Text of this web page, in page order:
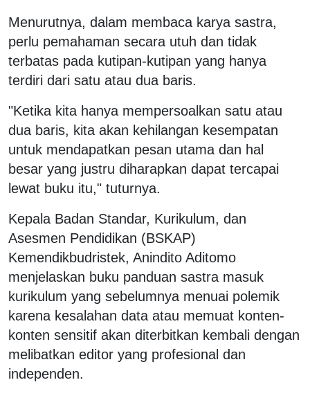
Menurutnya, dalam membaca karya sastra,
perlu pemahaman secara utuh dan tidak
terbatas pada kutipan-kutipan yang hanya
terdiri dari satu atau dua baris.
"Ketika kita hanya mempersoalkan satu atau
dua baris, kita akan kehilangan kesempatan
untuk mendapatkan pesan utama dan hal
besar yang justru diharapkan dapat tercapai
lewat buku itu," tuturnya.
Kepala Badan Standar, Kurikulum, dan
Asesmen Pendidikan (BSKAP)
Kemendikbudristek, Anindito Aditomo
menjelaskan buku panduan sastra masuk
kurikulum yang sebelumnya menuai polemik
karena kesalahan data atau memuat konten-
konten sensitif akan diterbitkan kembali dengan
melibatkan editor yang profesional dan
independen.